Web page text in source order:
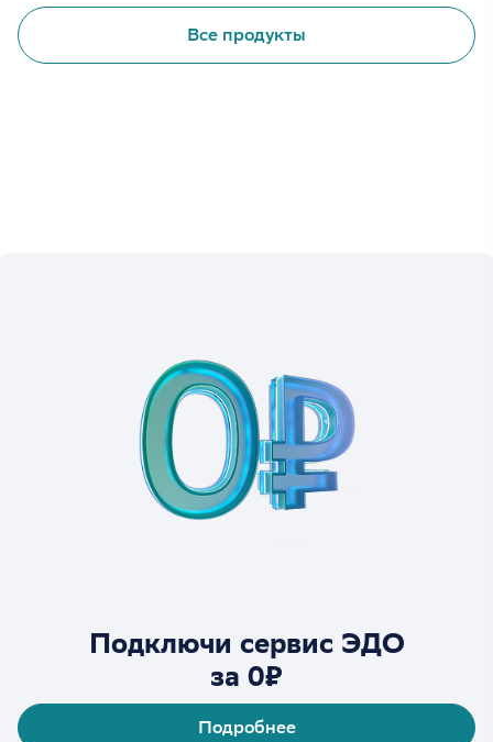
Подключи сервис ЭДО
за 0₽
Подробнее
Все продукты